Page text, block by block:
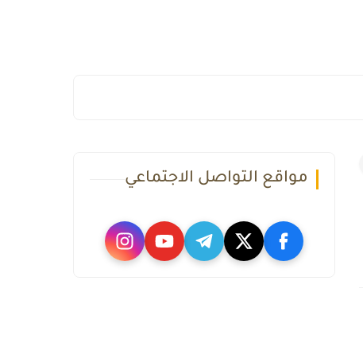
مواقع التواصل الاجتماعي